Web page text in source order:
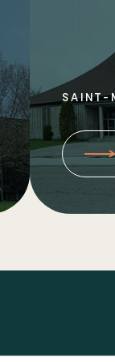
SAINT-